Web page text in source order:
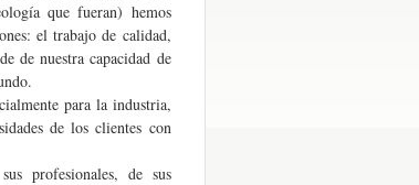
que fueran) hemos
el trabajo de calidad,
de nuestra capacidad de
para la industria,
de los clientes con
profesionales, de sus